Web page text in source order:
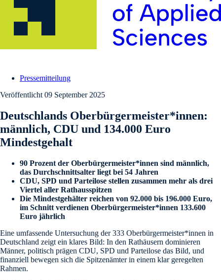
Pressemitteilung
Veröffentlicht 09 September 2025
Deutschlands Oberbürgermeister*innen:
männlich, CDU und 134.000 Euro
Mindestgehalt
90 Prozent der Oberbürgermeister*innen sind männlich,
das Durchschnittsalter liegt bei 54 Jahren
CDU, SPD und Parteilose stellen zusammen mehr als drei
Viertel aller Rathausspitzen
Die Mindestgehälter reichen von 92.000 bis 196.000 Euro,
im Schnitt verdienen Oberbürgermeister*innen 133.600
Euro jährlich
Eine umfassende Untersuchung der 333 Oberbürgermeister*innen in
Deutschland zeigt ein klares Bild: In den Rathäusern dominieren
Männer, politisch prägen CDU, SPD und Parteilose das Bild, und
finanziell bewegen sich die Spitzenämter in einem klar geregelten
Rahmen.